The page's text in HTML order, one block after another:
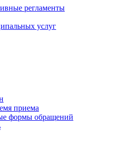
регламенты
услуг
приема
формы обращений